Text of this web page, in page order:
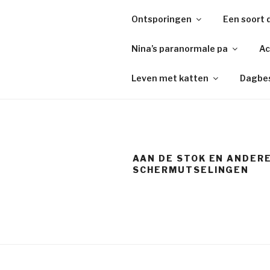
HET
Ontsporingen Een soort
Nina’s paranormale pa
Leven met katten
AAN DE STOK EN ANDERE
SCHERMUTSELINGEN